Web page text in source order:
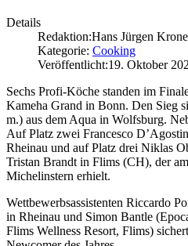
Details
Redaktion:Hans Jürgen Krone
Kategorie: Cooking
Veröffentlicht:19. Oktober
Sechs Profi-Köche standen im
Kameha Grand in Bonn. Den Sieg
m.) aus dem Aqua in Wolfsburg.
Auf Platz zwei Francesco
Rheinau und auf Platz drei Niklas
Tristan Brandt in Flims (CH), der
Michelinstern erhielt.
Wettbewerbsassistenten Riccardo
in Rheinau und Simon Bantle
Flims Wellness Resort, Flims)